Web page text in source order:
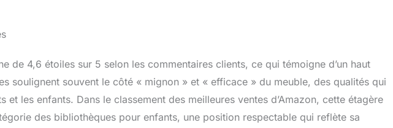
de 4,6 étoiles sur 5 selon les commentaires clients, ce qui témoigne d’un haut
soulignent souvent le côté « mignon » et « efficace » du meuble, des qualités qui
et les enfants. Dans le classement des meilleures ventes d’Amazon, cette étagère
des bibliothèques pour enfants, une position respectable qui reflète sa